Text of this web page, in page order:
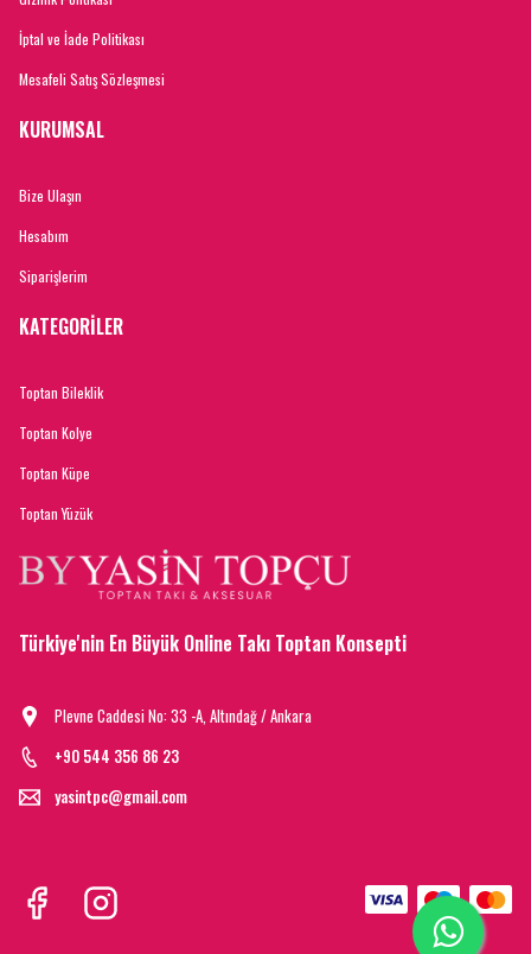
İptal ve İade Politikası
Mesafeli Satış Sözleşmesi
KURUMSAL
Bize Ulaşın
Hesabım
Siparişlerim
KATEGORİLER
Toptan Bileklik
Toptan Kolye
Toptan Küpe
Toptan Yüzük
Türkiye'nin En Büyük Online Takı Toptan Konsepti
Plevne Caddesi No: 33 -A, Altındağ / Ankara
+90 544 356 86 23
yasintpc@gmail.com